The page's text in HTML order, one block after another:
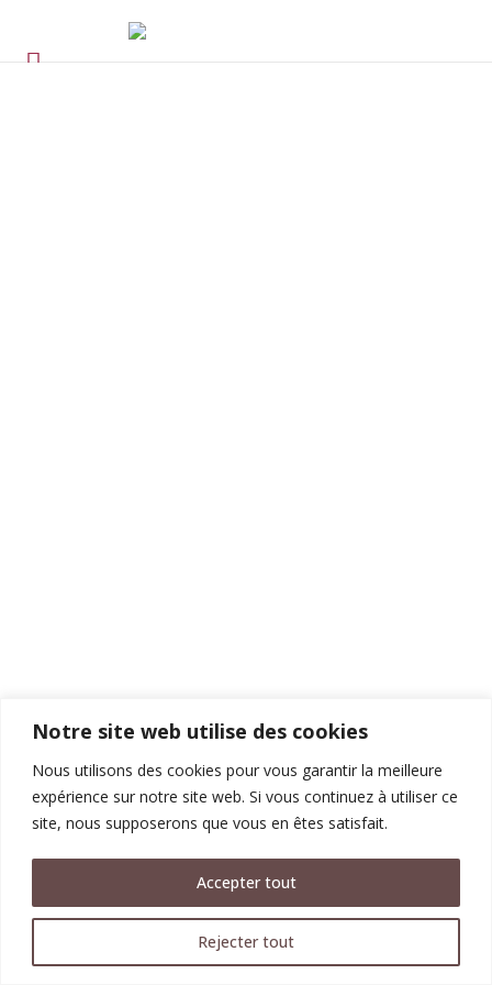
Notre site web utilise des cookies
Nous utilisons des cookies pour vous garantir la meilleure
expérience sur notre site web. Si vous continuez à utiliser ce
site, nous supposerons que vous en êtes satisfait.
Rejecter tout
Accepter tout